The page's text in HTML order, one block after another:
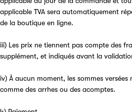
applicable TVA sera automatiquement
de la boutique en ligne.
iii) Les prix ne tiennent pas compte des
supplément, et indiqués avant la
iv) À aucun moment, les sommes
comme des arrhes ou des acomptes.